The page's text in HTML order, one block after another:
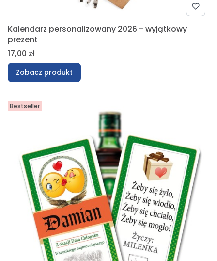
Kalendarz personalizowany 2026 - wyjątkowy
prezent
Cena
17,00 zł
Zobacz produkt
Bestseller